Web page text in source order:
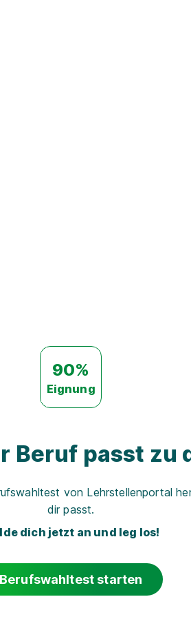
90%
Eignung
Beruf passt zu
von Lehrstellenportal
dir passt.
dich jetzt an und leg los!
Berufswahltest starten